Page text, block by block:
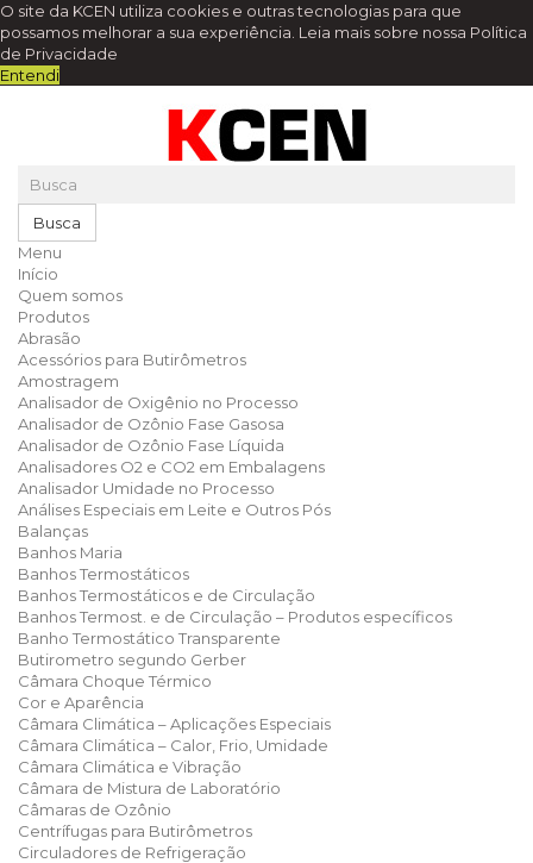
O site da KCEN utiliza cookies e outras tecnologias para que
possamos melhorar a sua experiência. Leia mais sobre nossa Política
de Privacidade
Entendi
Busca
Menu
Início
Quem somos
Produtos
Abrasão
Acessórios para Butirômetros
Amostragem
Analisador de Oxigênio no Processo
Analisador de Ozônio Fase Gasosa
Analisador de Ozônio Fase Líquida
Analisadores O2 e CO2 em Embalagens
Analisador Umidade no Processo
Análises Especiais em Leite e Outros Pós
Balanças
Banhos Maria
Banhos Termostáticos
Banhos Termostáticos e de Circulação
Banhos Termost. e de Circulação – Produtos específicos
Banho Termostático Transparente
Butirometro segundo Gerber
Câmara Choque Térmico
Cor e Aparência
Câmara Climática – Aplicações Especiais
Câmara Climática – Calor, Frio, Umidade
Câmara Climática e Vibração
Câmara de Mistura de Laboratório
Câmaras de Ozônio
Centrífugas para Butirômetros
Circuladores de Refrigeração